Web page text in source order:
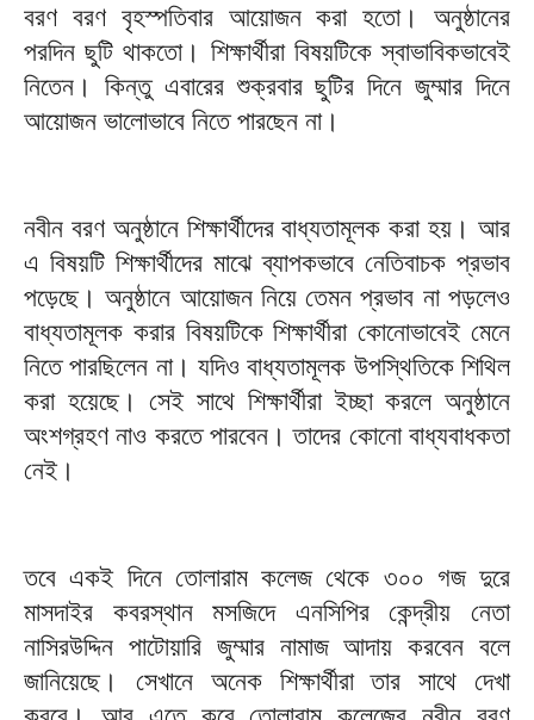
বরণ বরণ বৃহস্পতিবার আয়োজন করা হতো। অনুষ্ঠানের
পরদিন ছুটি থাকতো। শিক্ষার্থীরা বিষয়টিকে স্বাভাবিকভাবেই
নিতেন। কিন্তু এবারের শুক্রবার ছুটির দিনে জুম্মার দিনে
আয়োজন ভালোভাবে নিতে পারছেন না।
নবীন বরণ অনুষ্ঠানে শিক্ষার্থীদের বাধ্যতামূলক করা হয়। আর
এ বিষয়টি শিক্ষার্থীদের মাঝে ব্যাপকভাবে নেতিবাচক প্রভাব
পড়েছে। অনুষ্ঠানে আয়োজন নিয়ে তেমন প্রভাব না পড়লেও
বাধ্যতামূলক করার বিষয়টিকে শিক্ষার্থীরা কোনোভাবেই মেনে
নিতে পারছিলেন না। যদিও বাধ্যতামূলক উপস্থিতিকে শিথিল
করা হয়েছে। সেই সাথে শিক্ষার্থীরা ইচ্ছা করলে অনুষ্ঠানে
অংশগ্রহণ নাও করতে পারবেন। তাদের কোনো বাধ্যবাধকতা
নেই।
তবে একই দিনে তোলারাম কলেজ থেকে ৩০০ গজ দুরে
মাসদাইর কবরস্থান মসজিদে এনসিপির কেন্দ্রীয় নেতা
নাসিরউদ্দিন পাটোয়ারি জুম্মার নামাজ আদায় করবেন বলে
জানিয়েছে। সেখানে অনেক শিক্ষার্থীরা তার সাথে দেখা